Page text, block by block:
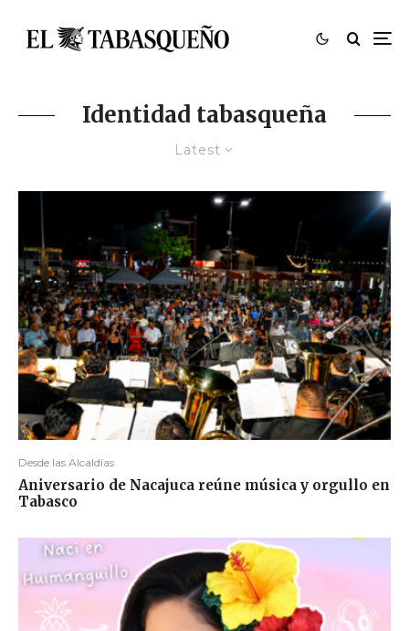
Identidad tabasqueña
Latest
Desde las Alcaldías
Aniversario de Nacajuca reúne música y orgullo en
Tabasco